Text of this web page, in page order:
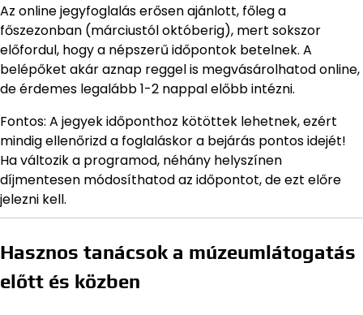
Az online jegyfoglalás erősen ajánlott, főleg a
főszezonban (márciustól októberig), mert sokszor
előfordul, hogy a népszerű időpontok betelnek. A
belépőket akár aznap reggel is megvásárolhatod online,
de érdemes legalább 1-2 nappal előbb intézni.
Fontos: A jegyek időponthoz kötöttek lehetnek, ezért
mindig ellenőrizd a foglaláskor a bejárás pontos idejét!
Ha változik a programod, néhány helyszínen
díjmentesen módosíthatod az időpontot, de ezt előre
jelezni kell.
Hasznos tanácsok a múzeumlátogatás
előtt és közben